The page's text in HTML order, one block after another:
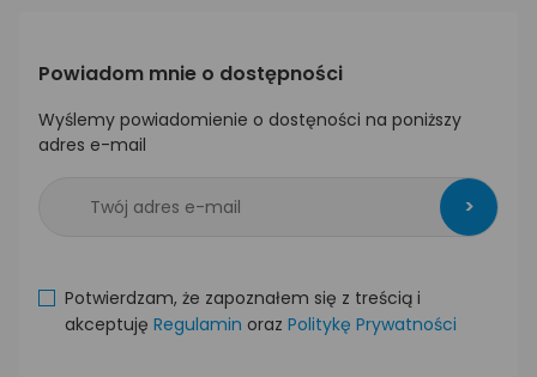
Powiadom mnie o dostępności
Wyślemy powiadomienie o dostęności na poniższy
adres e-mail
>
Potwierdzam, że zapoznałem się z treścią i
akceptuję Regulamin oraz Politykę Prywatności